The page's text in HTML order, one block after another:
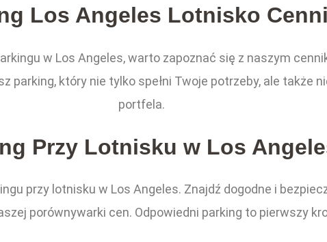
Los Angeles Lotnisko
w Los Angeles, warto zapoznać się z naszym
parking, który nie tylko spełni Twoje potrzeby, ale także
portfela.
Przy Lotnisku w Los
przy lotnisku w Los Angeles. Znajdź dogodne i
porównywarki cen. Odpowiedni parking to pierwszy